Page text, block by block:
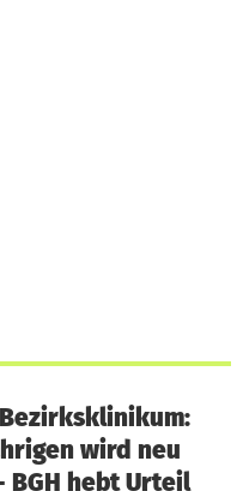
wird neu
hebt Urteil